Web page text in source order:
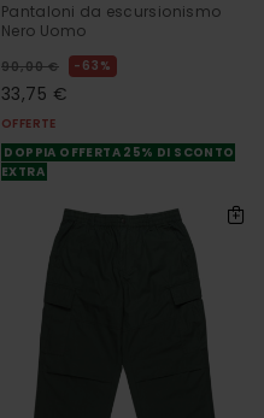
Pantaloni da escursionismo
Nero Uomo
90,00 € 63%
33,75 €
OFFERTE
DOPPIA OFFERTA 25% DI SCONTO
EXTRA